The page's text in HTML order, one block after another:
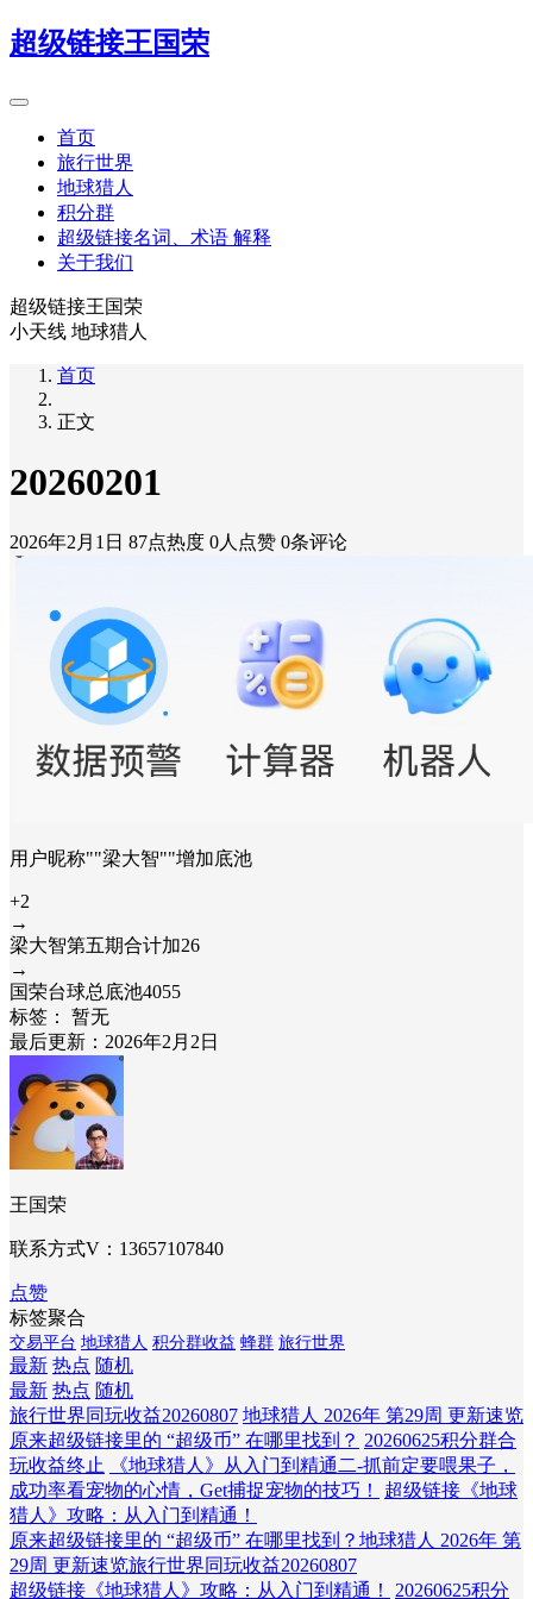
超级链接王国荣
首页
旅行世界
地球猎人
积分群
超级链接名词、术语 解释
关于我们
超级链接王国荣
小天线 地球猎人
首页
正文
20260201
2026年2月1日 87点热度 0人点赞 0条评论
用户昵称""梁大智""增加底池
+2
→
梁大智第五期合计加26
→
国荣台球总底池4055
标签：
暂无
最后更新：2026年2月2日
王国荣
联系方式V：13657107840
点赞
标签聚合
交易平台 地球猎人 积分群收益 蜂群 旅行世界
最新 热点 随机
最新 热点 随机
旅行世界同玩收益20260807 地球猎人 2026年 第29周 更新速览
原来超级链接里的 “超级币” 在哪里找到？ 20260625积分群合
玩收益终止
《地球猎人》从入门到精通二-抓前定要喂果子，
成功率看宠物的心情，Get捕捉宠物的技巧！
超级链接《地球
猎人》攻略：从入门到精通！
原来超级链接里的 “超级币” 在哪里找到？ 地球猎人 2026年 第
29周 更新速览旅行世界同玩收益20260807
超级链接《地球猎人》攻略：从入门到精通！
20260625积分